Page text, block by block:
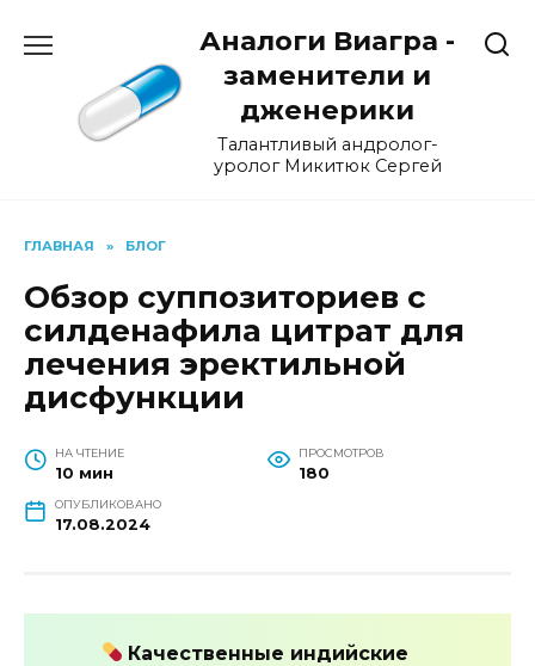
Аналоги Виагра -
заменители и
дженерики
Талантливый андролог-
уролог Микитюк Сергей
ГЛАВНАЯ » БЛОГ
Обзор суппозиториев с
силденафила цитрат для
лечения эректильной
дисфункции
НА ЧТЕНИЕ
10 мин
ПРОСМОТРОВ
180
ОПУБЛИКОВАНО
17.08.2024
Качественные индийские